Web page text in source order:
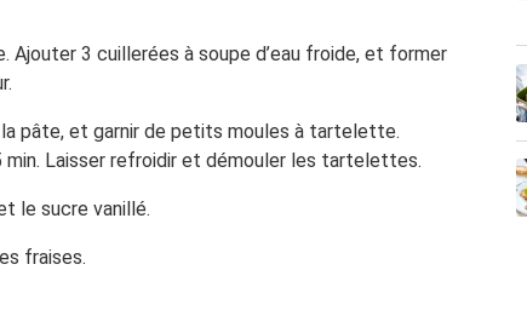
3 cuillerées à soupe d’eau froide, et former
pâte, et garnir de petits moules à tartelette.
Laisser refroidir et démouler les tartelettes.
le sucre vanillé.
fraises.